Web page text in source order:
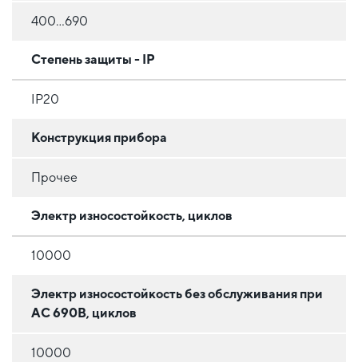
400...690
Степень защиты - IP
IP20
Конструкция прибора
Прочее
Электр износостойкость, циклов
10000
Электр износостойкость без обслуживания при
АС 690В, циклов
10000